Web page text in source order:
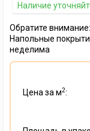
Наличие
Обратите внимание:
Напольные
неделима
Цена за м2: